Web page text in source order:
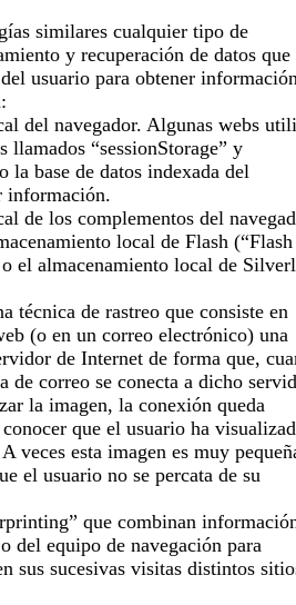
similares cualquier tipo de
y recuperación de datos que
usuario para obtener
del navegador. Algunas webs
llamados “sessionStorage” y
la base de datos indexada del
información.
de los complementos del
local de Flash (“Flash
el almacenamiento local de
técnica de rastreo que consiste en
(o en un correo electrónico) una
de Internet de forma que,
de correo se conecta a dicho
la imagen, la conexión queda
que el usuario ha
veces esta imagen es muy
el usuario no se percata de su
que combinan
del equipo de navegación para
sus sucesivas visitas distintos